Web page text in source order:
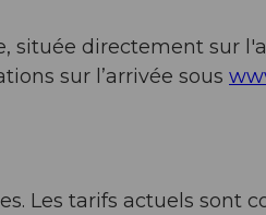
située directement sur
sur l’arrivée sous
Les tarifs actuels sont